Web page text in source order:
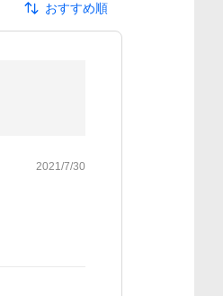
おすすめ順
2021/7/30